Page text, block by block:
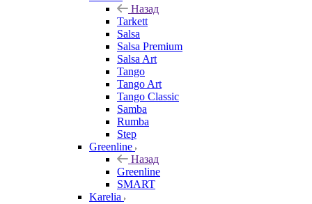
Назад
Tarkett
Salsa
Salsa Premium
Salsa Art
Tango
Tango Art
Tango Classic
Samba
Rumba
Step
Greenline
Назад
Greenline
SMART
Karelia